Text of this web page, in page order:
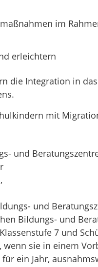
im
erleichtern
die Integration in
mit
und
und
Bildungs- und
7 und
sie in einem
ein Jahr,